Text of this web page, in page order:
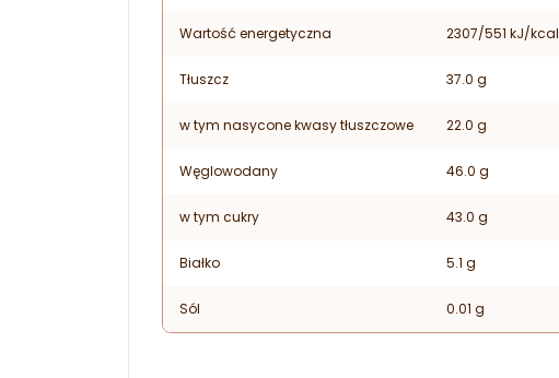
Wartość energetyczna 2307/551 kJ/kcal
Tłuszcz 37.0 g
w tym nasycone kwasy tłuszczowe 22.0 g
Węglowodany 46.0 g
w tym cukry 43.0 g
Białko 5.1 g
Sól 0.01 g